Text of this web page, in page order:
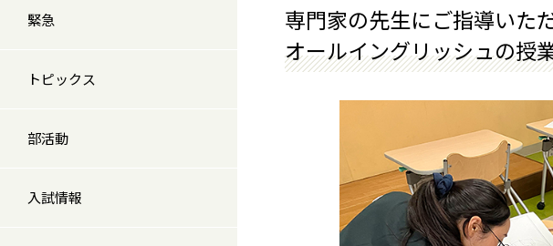
専門家の先生にご指導いた
オールイングリッシュの授
緊急
トピックス
部活動
入試情報